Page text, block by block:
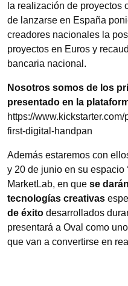
la realización de proyectos
de lanzarse en España
creadores nacionales la
proyectos en Euros y
bancaria nacional.
Nosotros somos de los
presentado en la
https://
first-digital-handpan
Además estaremos con
y 20 de junio en su espacio
MarketLab, en que se
tecnologías creativas
de éxito desarrollados
presentará a Oval como
que van a convertirse en